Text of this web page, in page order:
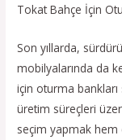
Tokat Bahçe İçin
Son yıllarda,
mobilyalarında da
için oturma
üretim süreçleri
seçim yapmak